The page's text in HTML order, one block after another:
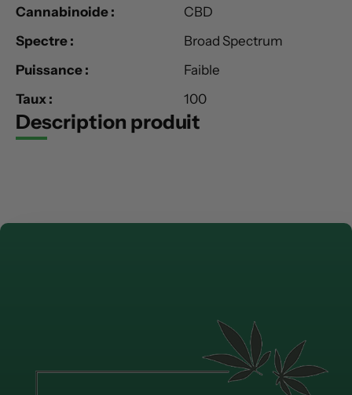
Cannabinoide :
CBD
Spectre :
Broad Spectrum
Puissance :
Faible
Taux :
100
Description produit